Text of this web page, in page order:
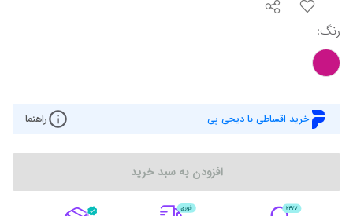
رنگ:
خرید اقساطی با دیجی پی راهنما
افزودن به سبد خرید